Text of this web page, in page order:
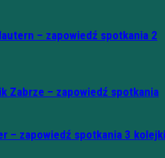
– zapowiedź spotkania 2
Zabrze – zapowiedź spotkania
– zapowiedź spotkania 3 kolejki